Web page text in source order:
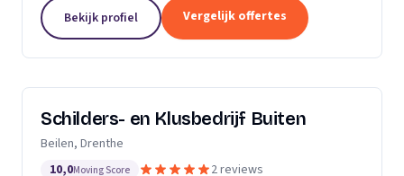
voorbereidingen, apparatuur, kleurkeuzes en andere
details. Onze...
Bekijk profiel Vergelijk offertes
Schilders- en Klusbedrijf Buiten
Beilen, Drenthe
10,0Moving Score 2 reviews